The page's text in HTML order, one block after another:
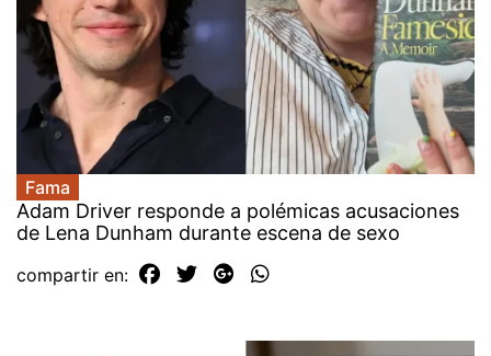
Fama
Adam Driver responde a polémicas acusaciones
de Lena Dunham durante escena de sexo
compartir en: